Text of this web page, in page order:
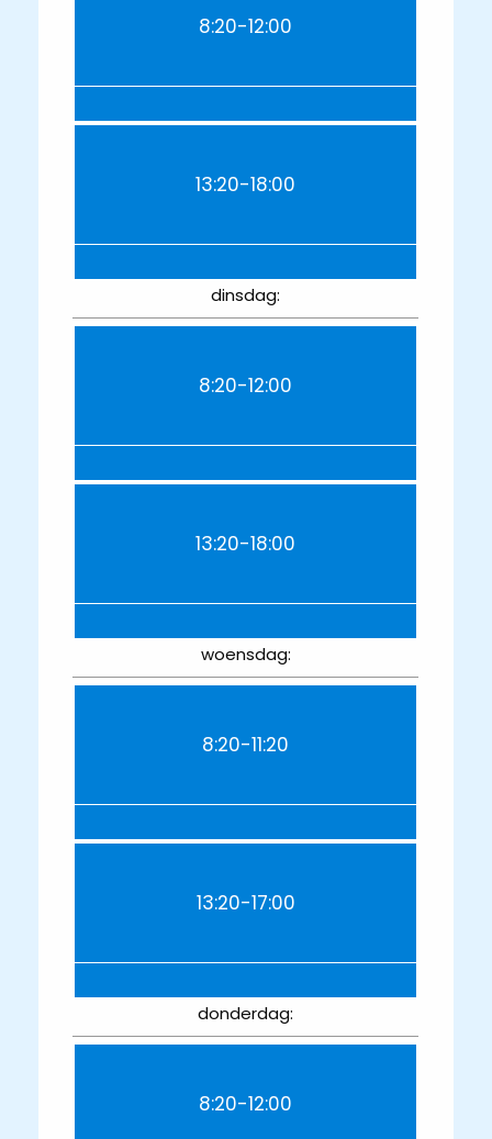
8:20-12:00
13:20-18:00
dinsdag:
8:20-12:00
13:20-18:00
woensdag:
8:20-11:20
13:20-17:00
donderdag:
8:20-12:00